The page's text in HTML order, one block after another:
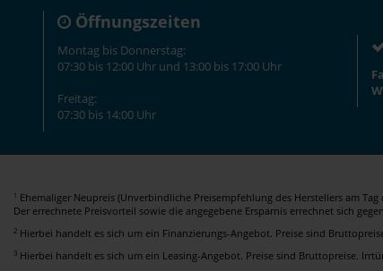
Öffnungszeiten
Montag bis Donnerstag:
07:30 bis 12:00 Uhr und 13:00 bis 17:00 Uhr
Freitag:
07:30 bis 14:00 Uhr
1 Ehemaliger Neupreis (Unverbindliche Preisempfehlung des Herstellers am Tag
Der errechnete Preisvorteil sowie die angegebene Ersparnis errechnet sich
2 Hierbei handelt es sich um ein Finanzierungs-Angebot. Preise sind
3 Hierbei handelt es sich um ein Leasing-Angebot. Preise sind Bruttopreise.